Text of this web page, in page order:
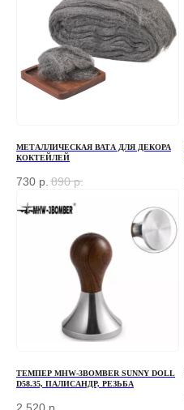
МЕТАЛЛИЧЕСКАЯ ВАТА ДЛЯ ДЕКОРА
КОКТЕЙЛЕЙ
730 р. 890 р.
ТЕМПЕР MHW-3BOMBER SUNNY DOLL
D58.35, ПАЛИСАНДР, РЕЗЬБА